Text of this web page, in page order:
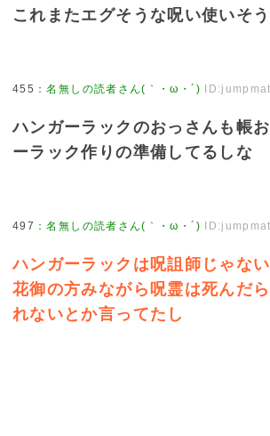
これまたエグそうな呪い使いそ
455 ：名無しの読者さん(｀・ω・´)
ハンガーラックのおっさんも帳
ーラック作りの準備してるしな
497 ：名無しの読者さん(｀・ω・´)
ハンガーラックは呪詛師じゃな
花御の方みながら呪霊は死んだ
れないとか言ってたし